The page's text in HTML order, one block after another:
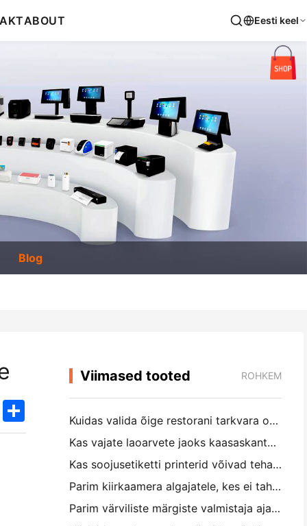
ABOUT Eesti keel
Blog
TwitterShare
Viimased tooted ROHKEM
Kuidas valida õige restorani tarkvara oma väikese või keskmise suurusega restorani jaoks
Kas vajate laoarvete jaoks kaasaskantavat A4-printerit? Mis tegelikult töötab
Kas soojusetiketti printerid võivad teha väikeettevõtete toodetele veekindel etikett?
Parim kiirkaamera algajatele, kes ei taha paberit raiskata
Parim värviliste märgiste valmistaja ajakirjastamiseks ja scrapbooking'iks: lisage iga leheküljele rohkem värvi